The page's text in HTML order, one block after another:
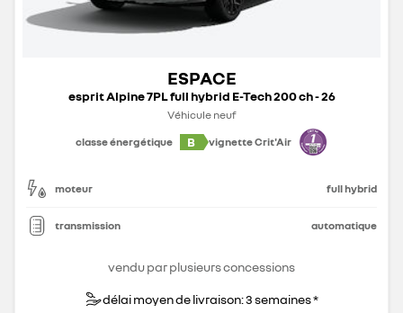
ESPACE
esprit Alpine 7PL full hybrid E-Tech 200 ch - 26
Véhicule neuf
classe énergétique
B vignette Crit'Air
moteur full hybrid
transmission automatique
vendu par plusieurs concessions
délai moyen de livraison: 3 semaines *